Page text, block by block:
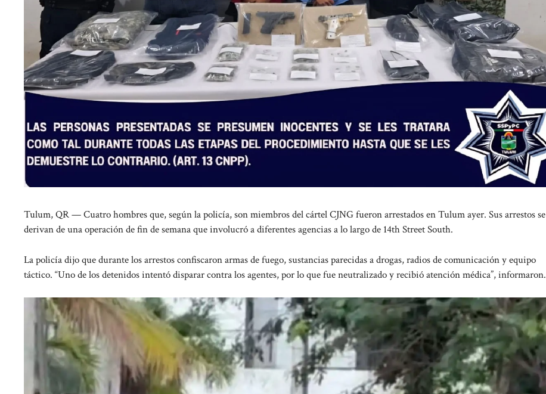
Tulum, QR — Cuatro hombres que, según la policía, son miembros del cártel CJNG fueron arrestados en Tulum ayer. Sus arrestos se
derivan de una operación de fin de semana que involucró a diferentes agencias a lo largo de 14th Street South.
La policía dijo que durante los arrestos confiscaron armas de fuego, sustancias parecidas a drogas, radios de comunicación y equipo
táctico. “Uno de los detenidos intentó disparar contra los agentes, por lo que fue neutralizado y recibió atención médica”, informaron.